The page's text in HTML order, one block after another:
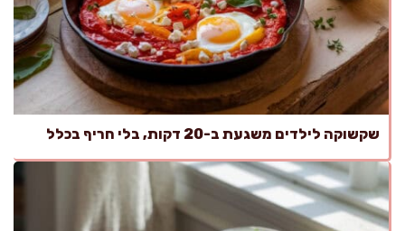
שקשוקה לילדים משגעת ב-20 דקות, בלי חריף בכלל